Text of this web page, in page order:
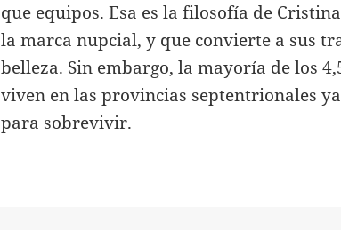
que equipos. Esa es la filosofía de
la marca nupcial, y que convierte a sus
belleza. Sin embargo, la mayoría de los
viven en las provincias septentrionales
para sobrevivir.